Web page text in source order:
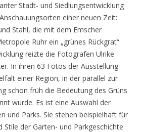
Stadt- und Siedlungsentwicklung
einer neuen Zeit:
Stahl, die mit dem Emscher
Ruhr ein „grünes Rückgrat“
reizte die Fotografen Ulrike
In ihren 63 Fotos der Ausstellung
einer Region, in der parallel zur
schon früh die Bedeutung des Grüns
wurde. Es ist eine Auswahl der
und Parks. Sie stehen beispielhaft für
der Garten- und Parkgeschichte